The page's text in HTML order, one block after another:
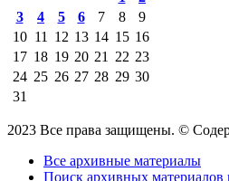
3
4 5 6 7 8
9
10 11 12 13 14 15 16
17 18 19 20 21 22 23
24 25 26 27 28 29 30
31
2023 Все права защищены. ©
Все архивные материалы
Поиск архивных материалов